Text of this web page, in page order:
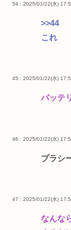
54 : 2025/01/22(水)
>>44
これ
45 : 2025/01/22(水)
バッテ
46 : 2025/01/22(水)
プラシ
47 : 2025/01/22(水)
なんな